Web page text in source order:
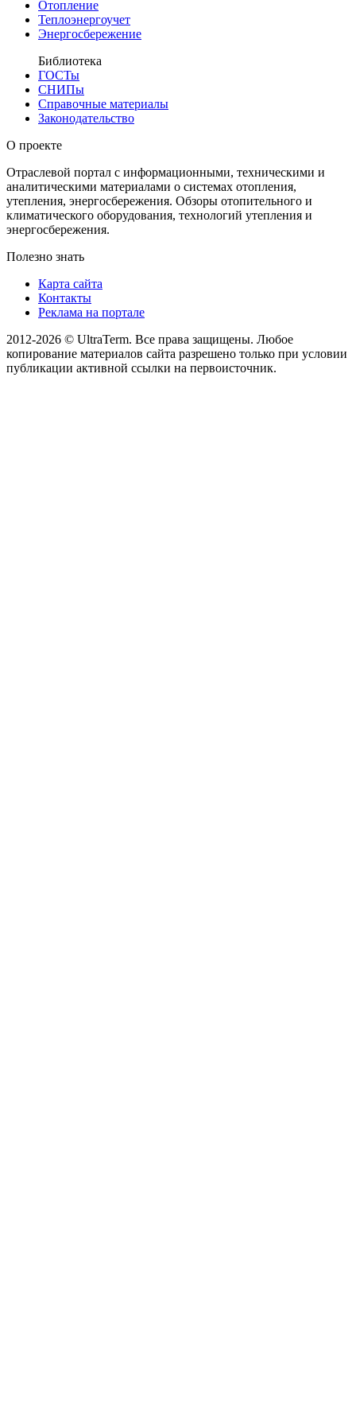
Отопление
Теплоэнергоучет
Энергосбережение
Библиотека
ГОСТы
СНИПы
Справочные материалы
Законодательство
О проекте
Отраслевой портал с информационными, техническими и
аналитическими материалами о системах отопления,
утепления, энергосбережения. Обзоры отопительного и
климатического оборудования, технологий утепления и
энергосбережения.
Полезно знать
Карта сайта
Контакты
Реклама на портале
2012-2026 © UltraTerm. Все права защищены. Любое
копирование материалов сайта разрешено только при условии
публикации активной ссылки на первоисточник.